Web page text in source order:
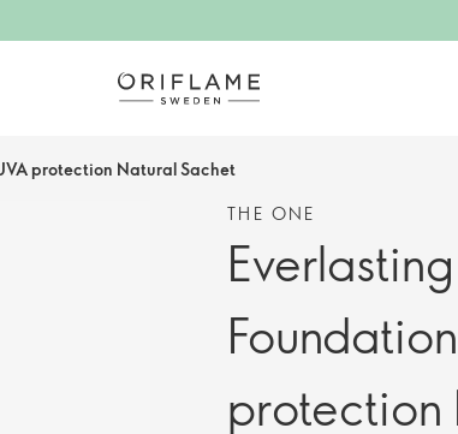
protection Natural Sachet
THE ONE
protection